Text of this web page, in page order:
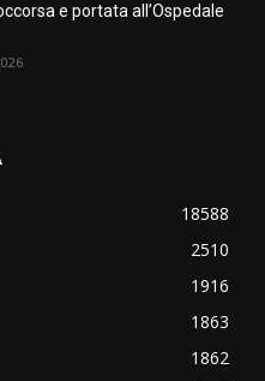
e portata all’Ospedale
18588
2510
1916
1863
1862